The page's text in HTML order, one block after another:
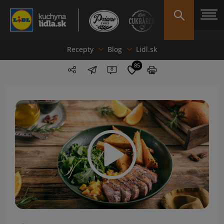
Recepty Blog Lidl.sk
8 85